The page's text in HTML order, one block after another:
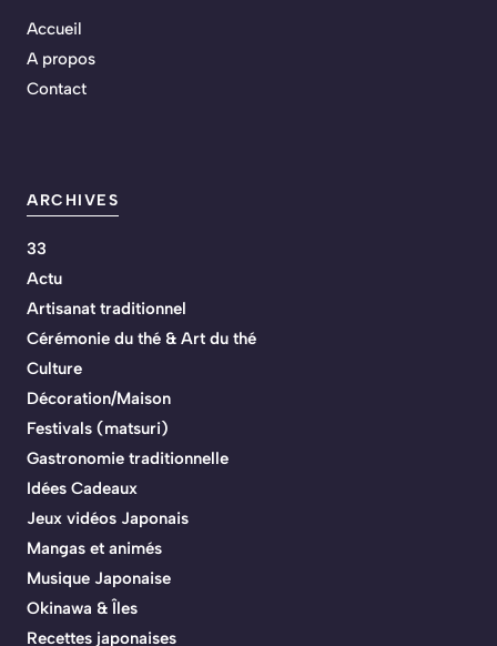
Accueil
A propos
Contact
ARCHIVES
33
Actu
Artisanat traditionnel
Cérémonie du thé & Art du thé
Culture
Décoration/Maison
Festivals (matsuri)
Gastronomie traditionnelle
Idées Cadeaux
Jeux vidéos Japonais
Mangas et animés
Musique Japonaise
Okinawa & Îles
Recettes japonaises